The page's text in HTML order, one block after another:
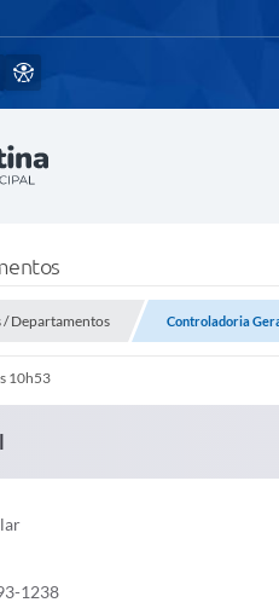
/ Departamentos Controladoria
10h53
1238